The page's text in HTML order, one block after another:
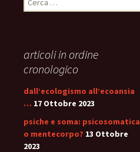
per:
articoli in ordine
cronologico
dall’ecologismo all’ecoansia
… 17 Ottobre 2023
psiche e soma: psicosomatica
o mentecorpo? 13 Ottobre
2023